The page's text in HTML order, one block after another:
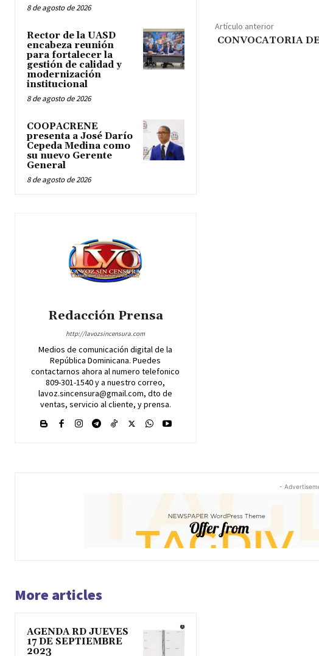
8 de agosto de 2026
Rector de la UASD
encabeza reunión
para fortalecer la
gestión de calidad y
modernización
institucional
8 de agosto de 2026
COOPACRENE
presenta a José Darío
Cepeda Medina como
su nuevo Gerente
General
8 de agosto de 2026
Redacción Prensa
http://lavozsincensura.com
Medios de comunicación digital de la
República Dominicana. Puedes
contactarnos ahora al numero telefonico
809-301-1540 y a nuestro correo,
lavoz.sincensura@gmail.com, dto de
ventas, servicio al cliente, y prensa.
Artículo anterior
CONVOCATORIA
-
More articles
AGENDA RD JUEVES
17 DE SEPTIEMBRE
2023